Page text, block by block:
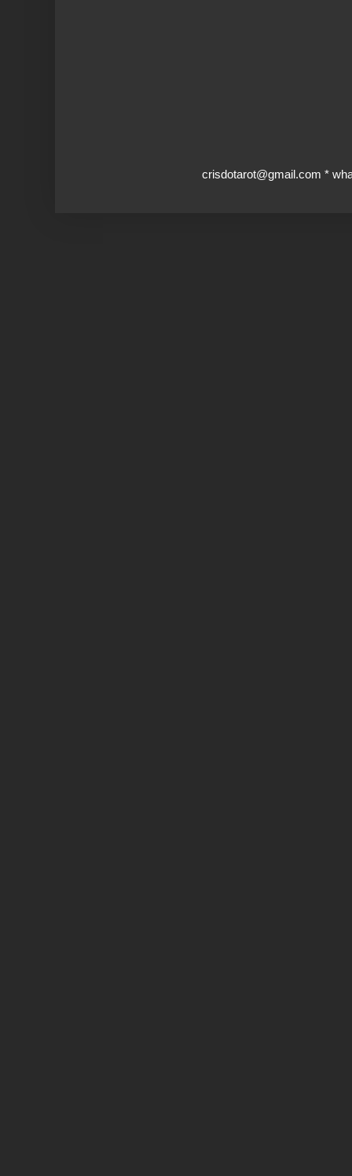
crisdotarot@gmail.com *